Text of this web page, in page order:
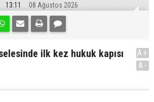
13:11 08 Ağustos 2026
ilk kez hukuk kapısı
A+
A-